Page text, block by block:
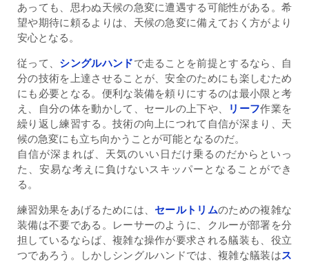
あっても、思わぬ天候の急変に遭遇する可能性がある。希
望や期待に頼るよりは、天候の急変に備えておく方がより
安心となる。
従って、 シングルハンドで走ることを前提とするなら、自
分の技術を上達させることが、安全のためにも楽しむため
にも必要となる。便利な装備を頼りにするのは最小限と考
え、自分の体を動かして、セールの上下や、
リーフ作業を
繰り返し練習する。技術の向上につれて自信が深まり、天
候の急変にも立ち向かうことが可能となるのだ。
自信が深まれば、天気のいい日だけ乗るのだからといっ
た、安易な考えに負けないスキッパーとなることができ
る。
練習効果をあげるためには、 セールトリムのための複雑な
装備は不要である。レーサーのように、クルーが部署を分
担しているならば、複雑な操作が要求される艤装も、役立
つであろう。しかしシングルハンドでは、複雑な艤装はス